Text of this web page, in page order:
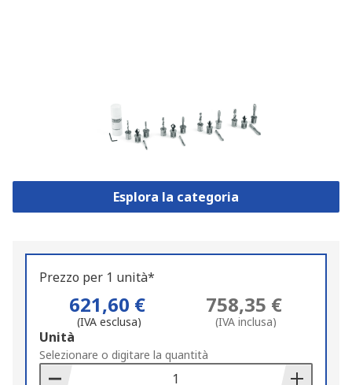
Esplora la categoria
Prezzo per 1 unità*
621,60 €
(IVA esclusa)
758,35 €
(IVA inclusa)
Add
to
Basket
Unità
Selezionare o digitare la quantità